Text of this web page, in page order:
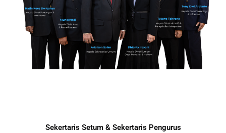
Sekertaris Setum & Sekertaris Pengurus